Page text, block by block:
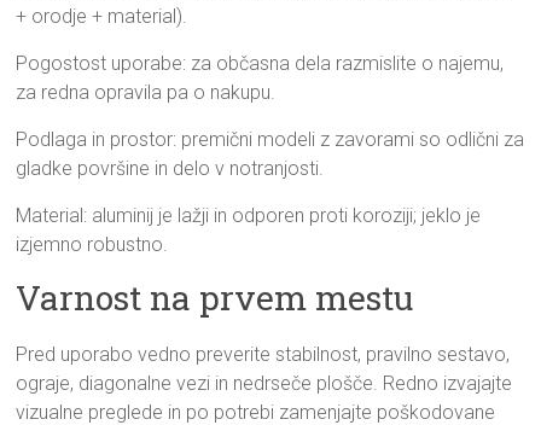
+ orodje + material).
Pogostost uporabe: za občasna dela razmislite o najemu,
za redna opravila pa o nakupu.
Podlaga in prostor: premični modeli z zavorami so odlični za
gladke površine in delo v notranjosti.
Material: aluminij je lažji in odporen proti koroziji; jeklo je
izjemno robustno.
Varnost na prvem mestu
Pred uporabo vedno preverite stabilnost, pravilno sestavo,
ograje, diagonalne vezi in nedrseče plošče. Redno izvajajte
vizualne preglede in po potrebi zamenjajte poškodovane